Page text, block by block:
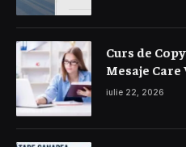
Curs de
Mesaje Care
Construiesc
iulie 22, 2026